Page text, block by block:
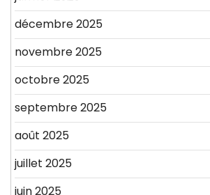
décembre 2025
novembre 2025
octobre 2025
septembre 2025
août 2025
juillet 2025
juin 2025